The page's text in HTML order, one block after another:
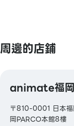
周邊的店鋪
animate福
〒810-0001 日本福
岡PARCO本館8樓